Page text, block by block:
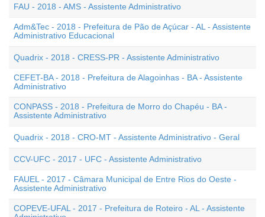
FAU - 2018 - AMS - Assistente Administrativo
Adm&Tec - 2018 - Prefeitura de Pão de Açúcar - AL - Assistente
Administrativo Educacional
Quadrix - 2018 - CRESS-PR - Assistente Administrativo
CEFET-BA - 2018 - Prefeitura de Alagoinhas - BA - Assistente
Administrativo
CONPASS - 2018 - Prefeitura de Morro do Chapéu - BA -
Assistente Administrativo
Quadrix - 2018 - CRO-MT - Assistente Administrativo - Geral
CCV-UFC - 2017 - UFC - Assistente Administrativo
FAUEL - 2017 - Câmara Municipal de Entre Rios do Oeste -
Assistente Administrativo
COPEVE-UFAL - 2017 - Prefeitura de Roteiro - AL - Assistente